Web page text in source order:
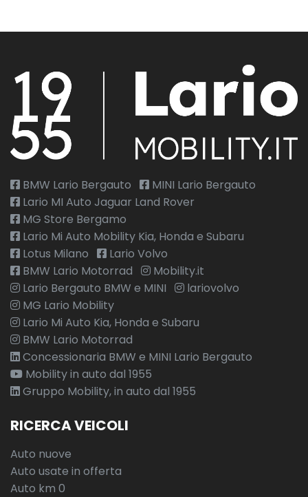
Spoiler posteriore
Start & Stop
Telecamera posteriore
USB
Vetri oscurati
Volante in pelle
Volante multifunzionale
Volante regolabile
BMW Lario Bergauto
MINI Lario Bergauto
Lario MI Auto Jaguar Land Rover
MG Store Bergamo
Lario Mi Auto Mobility Kia, Honda e Subaru
Lotus Milano
Lario Volvo
BMW Lario Motorrad
Mobility.it
Lario Bergauto BMW e MINI
lariovolvo
MG Lario Mobility
Lario Mi Auto Kia, Honda e Subaru
BMW Lario Motorrad
Concessionaria BMW e MINI Lario Bergauto
Mobility in auto dal 1955
Gruppo Mobility, in auto dal 1955
RICERCA VEICOLI
Auto nuove
Auto usate in offerta
Auto km 0